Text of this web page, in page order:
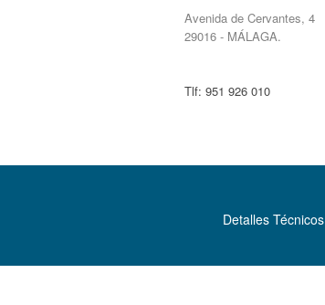
Avenida de Cervantes, 4
29016 - MÁLAGA.
Tlf: 951 926 010
Detalles Técnicos